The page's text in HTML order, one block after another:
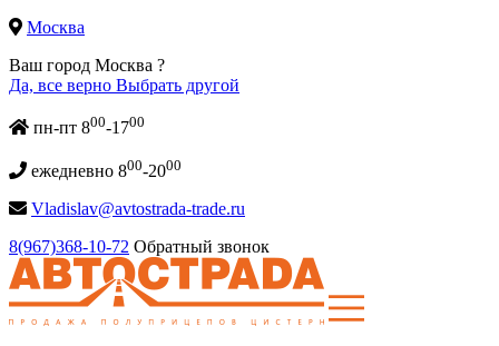
Москва
Ваш город Москва ?
Да, все верно Выбрать другой
пн-пт 800-1700
ежедневно 800-2000
Vladislav@avtostrada-trade.ru
8(967)368-10-72 Обратный звонок